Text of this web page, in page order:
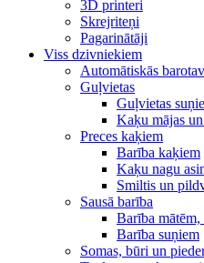
3D printeri
Skrejriteņi
Pagarinātāji
Viss dzivniekiem
Automātiskās
Guļvietas
Guļvietas
Kaķu mājas
Preces kaķiem
Barība kaķiem
Kaķu nagu
Smiltis un
Sausā barība
Barība
Barība suņiem
Somas, būri un